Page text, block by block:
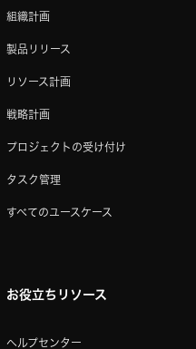
組織計画
製品リリース
リソース計画
戦略計画
プロジェクトの受け付け
タスク管理
すべてのユースケース
お役立ちリソース
ヘルプセンター